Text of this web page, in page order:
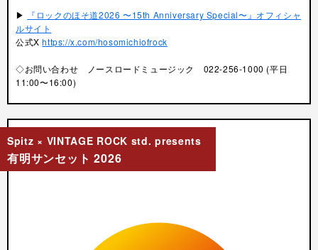
▶︎
『ロックのほそ道2026 〜15th Anniversary Special〜』オフィシャ
ルサイト
公式Xhttps://x.com/hosomichiofrock
◇お問い合わせ ノースロードミュージック 022-256-1000 (平日
11:00〜16:00)
Spitz × VINTAGE ROCK std. presents
有明サンセット 2026